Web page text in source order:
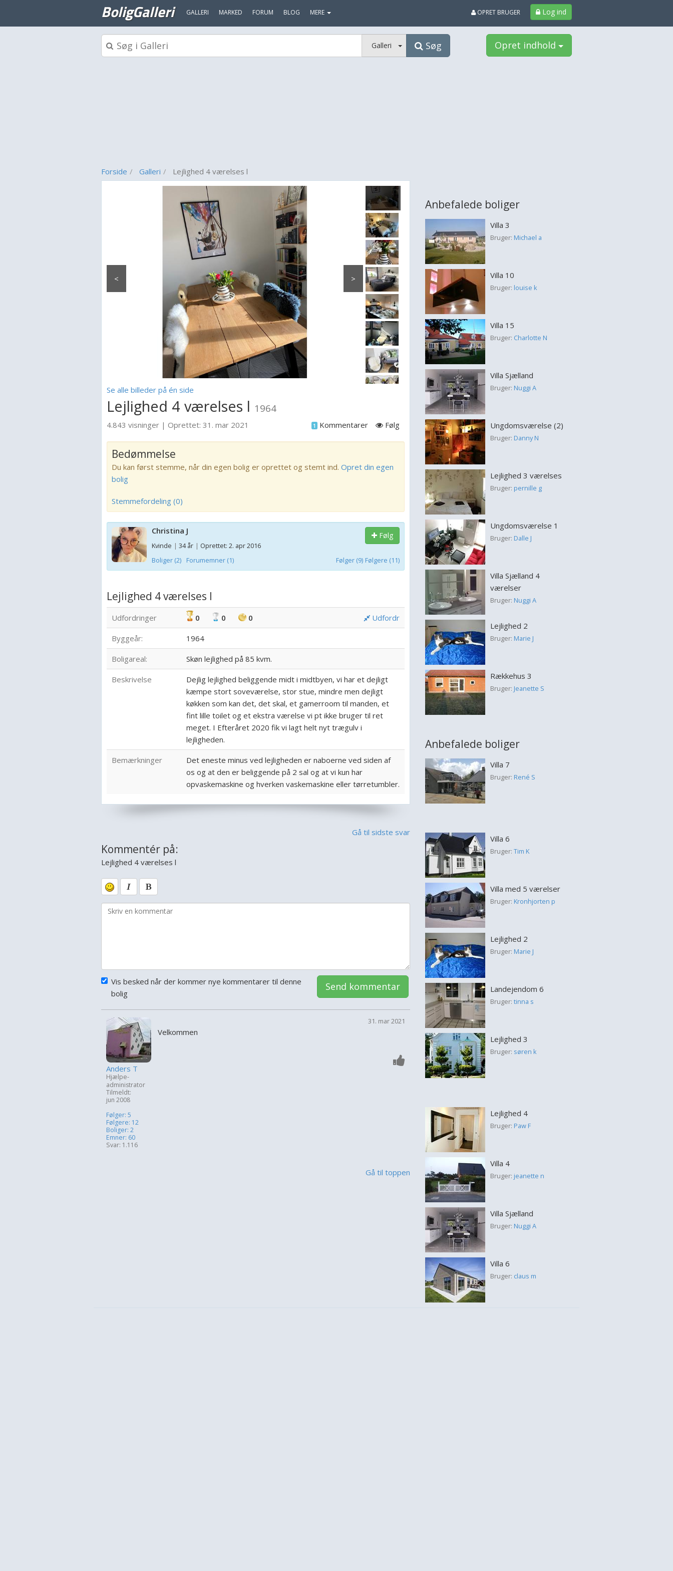
BoligGalleri GALLERI MARKED FORUM BLOG MERE Log ind
OPRET BRUGER
Galleri Søg Opret indhold
Forside Galleri Lejlighed 4 værelses l
< >
Se alle billeder på én side
Lejlighed 4 værelses l 1964
4.843 visninger | Oprettet: 31. mar 2021 Følg
1 Kommentarer
Bedømmelse
Du kan først stemme, når din egen bolig er oprettet og stemt ind. Opret din egen
bolig
Stemmefordeling (0)
Christina J
Kvinde | 34 år | Oprettet: 2. apr 2016
Boliger (2)
Forumemner (1)
Følg
Følger (9) Følgere (11)
Lejlighed 4 værelses l
Udfordringer 0 0 0 Udfordr
Byggeår: 1964
Boligareal: Skøn lejlighed på 85 kvm.
Beskrivelse
Dejlig lejlighed beliggende midt i midtbyen, vi har et dejligt
kæmpe stort soveværelse, stor stue, mindre men dejligt
køkken som kan det, det skal, et gamerroom til manden, et
fint lille toilet og et ekstra værelse vi pt ikke bruger til ret
meget. I Efteråret 2020 fik vi lagt helt nyt trægulv i
lejligheden.
Bemærkninger
Det eneste minus ved lejligheden er naboerne ved siden af
os og at den er beliggende på 2 sal og at vi kun har
opvaskemaskine og hverken vaskemaskine eller tørretumbler.
Gå til sidste svar
Kommentér på:
Lejlighed 4 værelses l
Vis besked når der kommer nye kommentarer til denne
bolig
Send kommentar
Anders T
Hjælpe-
administrator
Tilmeldt:
jun 2008
Følger: 5
Følgere: 12
Boliger: 2
Emner: 60
Svar: 1.116
31. mar 2021
Velkommen
Gå til toppen
Anbefalede boliger
Villa 3
Bruger: Michael a
Villa 10
Bruger: louise k
Villa 15
Bruger: Charlotte N
Villa Sjælland
Bruger: Nuggi A
Ungdomsværelse (2)
Bruger: Danny N
Lejlighed 3 værelses
Bruger: pernille g
Ungdomsværelse 1
Bruger: Dalle J
Villa Sjælland 4
værelser
Bruger: Nuggi A
Lejlighed 2
Bruger: Marie J
Rækkehus 3
Bruger: Jeanette S
Anbefalede boliger
Villa 7
Bruger: René S
Villa 6
Bruger: Tim K
Villa med 5 værelser
Bruger: Kronhjorten p
Lejlighed 2
Bruger: Marie J
Landejendom 6
Bruger: tinna s
Lejlighed 3
Bruger: søren k
Lejlighed 4
Bruger: Paw F
Villa 4
Bruger: jeanette n
Villa Sjælland
Bruger: Nuggi A
Villa 6
Bruger: claus m